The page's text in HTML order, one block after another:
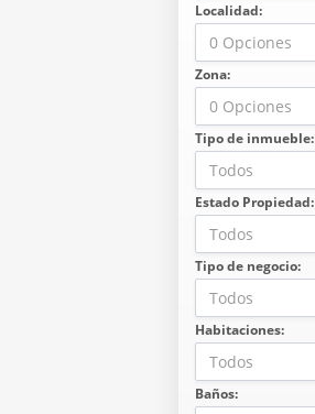
Localidad:
0 Opciones
Zona:
0 Opciones
Tipo de inmueble:
Todos
Estado Propiedad:
Todos
Tipo de negocio:
Todos
Habitaciones:
Todos
Baños: